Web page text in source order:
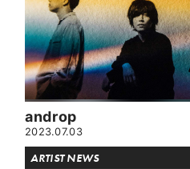
androp
2023.07.03
ARTIST NEWS